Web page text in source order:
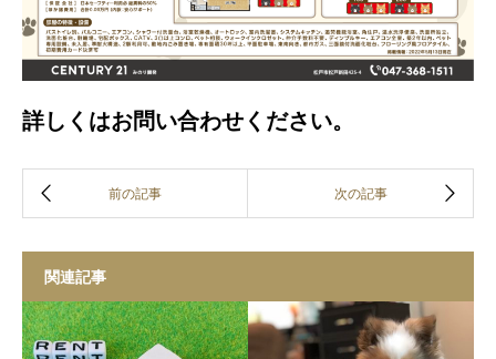
詳しくはお問い合わせください。
関連記事